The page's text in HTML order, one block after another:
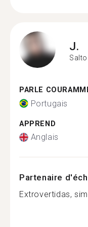
J.
Salto
PARLE
Portugais
APPREND
Anglais
Partenaire
Extrovertidas,